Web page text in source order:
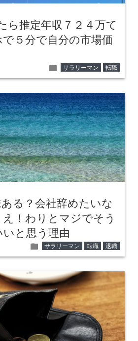
ら推定年収７２４万て
５分で自分の市場価
folder サラリーマン 転職
る？会社辞めたいな
！わりとマジでそう
と思う理由
folder サラリーマン 転職 退職